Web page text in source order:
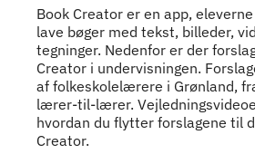
Book Creator er en app,
lave bøger med tekst, billeder,
tegninger. Nedenfor er der
Creator i undervisningen.
af folkeskolelærere i Grønland,
lærer-til-lærer.
hvordan du flytter forslagene til
Creator.